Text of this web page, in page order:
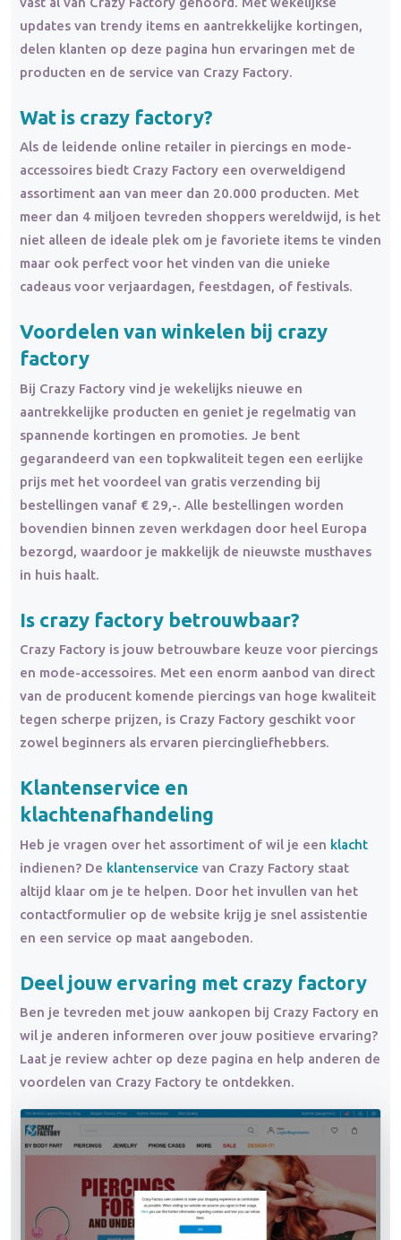
updates van trendy items en aantrekkelijke kortingen,
delen klanten op deze pagina hun ervaringen met de
producten en de service van Crazy Factory.
Wat is crazy factory?
Als de leidende online retailer in piercings en mode-
accessoires biedt Crazy Factory een overweldigend
assortiment aan van meer dan 20.000 producten. Met
meer dan 4 miljoen tevreden shoppers wereldwijd, is het
niet alleen de ideale plek om je favoriete items te vinden
maar ook perfect voor het vinden van die unieke
cadeaus voor verjaardagen, feestdagen, of festivals.
Voordelen van winkelen bij crazy
factory
Bij Crazy Factory vind je wekelijks nieuwe en
aantrekkelijke producten en geniet je regelmatig van
spannende kortingen en promoties. Je bent
gegarandeerd van een topkwaliteit tegen een eerlijke
prijs met het voordeel van gratis verzending bij
bestellingen vanaf € 29,-. Alle bestellingen worden
bovendien binnen zeven werkdagen door heel Europa
bezorgd, waardoor je makkelijk de nieuwste musthaves
in huis haalt.
Is crazy factory betrouwbaar?
Crazy Factory is jouw betrouwbare keuze voor piercings
en mode-accessoires. Met een enorm aanbod van direct
van de producent komende piercings van hoge kwaliteit
tegen scherpe prijzen, is Crazy Factory geschikt voor
zowel beginners als ervaren piercingliefhebbers.
Klantenservice en
klachtenafhandeling
Heb je vragen over het assortiment of wil je een klacht
indienen? De klantenservice van Crazy Factory staat
altijd klaar om je te helpen. Door het invullen van het
contactformulier op de website krijg je snel assistentie
en een service op maat aangeboden.
Deel jouw ervaring met crazy factory
Ben je tevreden met jouw aankopen bij Crazy Factory en
wil je anderen informeren over jouw positieve ervaring?
Laat je review achter op deze pagina en help anderen de
voordelen van Crazy Factory te ontdekken.